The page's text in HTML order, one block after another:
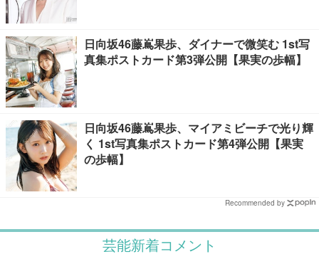
日向坂46藤嶌果歩、ダイナーで微笑む 1st写
真集ポストカード第3弾公開【果実の歩幅】
日向坂46藤嶌果歩、マイアミビーチで光り輝
く 1st写真集ポストカード第4弾公開【果実
の歩幅】
Recommended by